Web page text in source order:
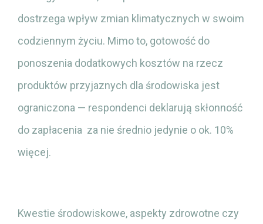
dostrzega wpływ zmian klimatycznych w swoim
codziennym życiu. Mimo to, gotowość do
ponoszenia dodatkowych kosztów na rzecz
produktów przyjaznych dla środowiska jest
ograniczona — respondenci deklarują skłonność
do zapłacenia za nie średnio jedynie o ok. 10%
więcej.
Kwestie środowiskowe, aspekty zdrowotne czy